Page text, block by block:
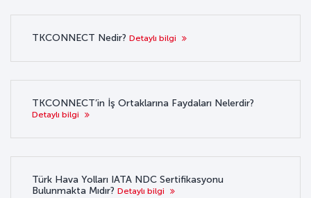
TKCONNECT Nedir? Detaylı bilgi
TKCONNECT’in İş Ortaklarına Faydaları Nelerdir?
Detaylı bilgi
Türk Hava Yolları IATA NDC Sertifikasyonu
Bulunmakta Mıdır? Detaylı bilgi